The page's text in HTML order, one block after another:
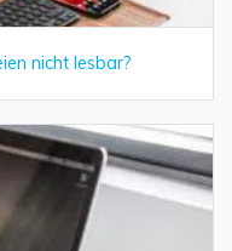
nicht lesbar?